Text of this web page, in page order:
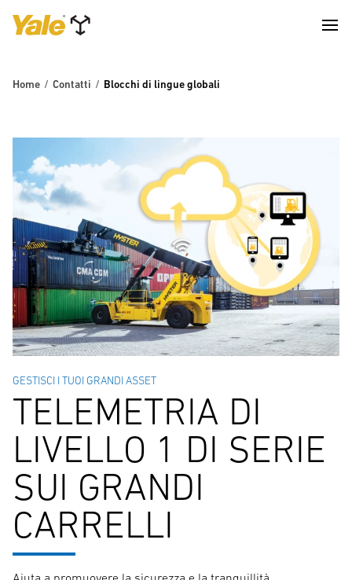
Home Contatti Blocchi di lingue globali
GESTISCI I TUOI GRANDI ASSET
TELEMETRIA DI
LIVELLO 1 DI SERIE
SUI GRANDI
CARRELLI